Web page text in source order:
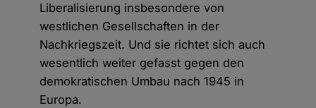
Liberalisierung insbesondere von
westlichen Gesellschaften in der
Nachkriegszeit. Und sie richtet sich auch
wesentlich weiter gefasst gegen den
demokratischen Umbau nach 1945 in
Europa.